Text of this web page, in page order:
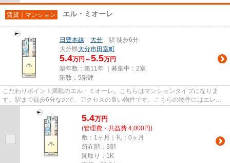
賃貸｜マンション エル・ミオーレ
日豊本線 「 大分 」駅 徒歩6分
大分県大分市田室町
5.4万円～5.5万円
築年数：築11年 ｜募集中： 2室
階数：5階建
こだわりポイント満載のエル・ミオーレ。こちらはマンションタイプになりま
す。駅まで徒歩6分なので、アクセスの良い物件です。こちらの物件にはエレベ
ーターがあります。当社では、大...
5.4万円
(管理費・共益費 4,000円)
敷：1ヶ月｜礼：0ヶ月
所在階：3階
間取り：1K